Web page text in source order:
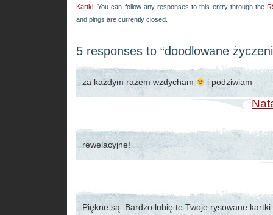
Kartki . You can follow any responses to this entry through the
and pings are currently closed.
5 responses to “doodlowane
za każdym razem wzdycham i podziwiam
rewelacyjne!
Piękne są. Bardzo lubię te Twoje rysowane kartki.